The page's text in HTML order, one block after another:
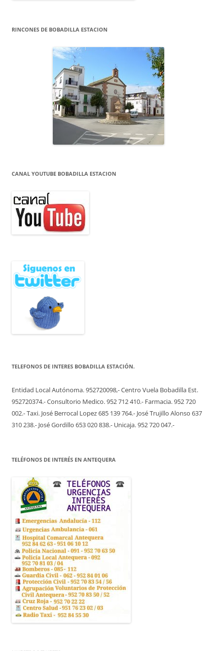
RINCONES DE BOBADILLA ESTACION
CANAL YOUTUBE BOBADILLA ESTACION
TELEFONOS DE INTERES BOBADILLA ESTACIÓN.
Entidad Local Autónoma. 952720098,- Centro Vuela Bobadilla Est.
952720374.- Consultorio Medico. 952 712 410.- Farmacia. 952 720
002.- Taxi. José Berrocal Lopez 685 139 764.- José Trujillo Alonso 637
310 238.- José Gordillo 653 020 838.- Unicaja. 952 720 047.-
TELÉFONOS DE INTERÉS EN ANTEQUERA